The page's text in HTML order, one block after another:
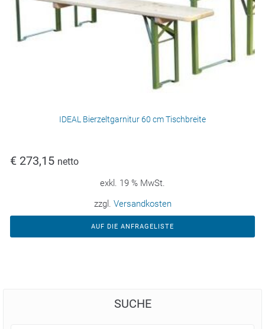
IDEAL Bierzeltgarnitur 60 cm Tischbreite
€ 273,15 netto
exkl. 19 % MwSt.
zzgl. Versandkosten
AUF DIE ANFRAGELISTE
SUCHE